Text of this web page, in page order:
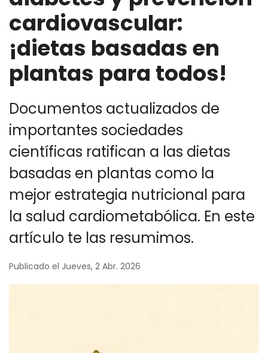
cardiovascular:
¡dietas basadas en
plantas para todos!
Documentos actualizados de
importantes sociedades
científicas ratifican a las dietas
basadas en plantas como la
mejor estrategia nutricional para
la salud cardiometabólica. En este
artículo te las resumimos.
Publicado el Jueves, 2 Abr. 2026